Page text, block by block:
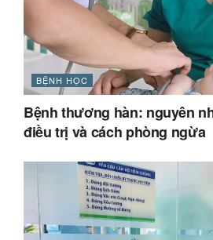
BỆNH HỌC
Bệnh thương hàn: nguyên
điều trị và cách phòng ngừa